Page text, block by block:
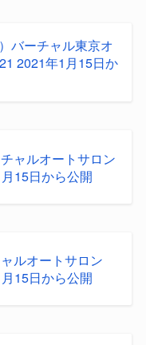
バーチャル東京オ
2021年1月15日か
ャルオートサロン
15日から公開
ルオートサロン
15日から公開